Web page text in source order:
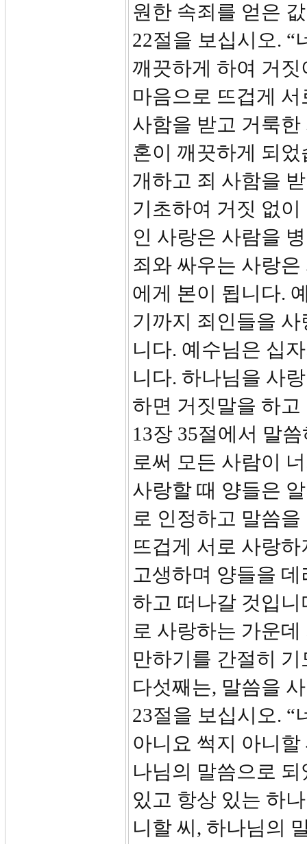
원한 속죄를 얻은
22절을 보십시오. “
깨끗하게 하여 거
마음으로 뜨겁게
사함을 받고 거룩
혼이 깨끗하게 되
개하고 죄 사함을
기초하여 거짓 없
인 사랑은 사람을
죄와 싸우는 사랑
에게 본이 됩니다.
기까지 죄인들을
니다. 예수님은 십
니다. 하나님을 사
하면 거짓말을 하
13장 35절에서 말
로써 모든 사람이
사랑할 때 양들은
로 인정하고 말씀
뜨겁게 서로 사랑
고생하며 양들을
하고 떠나갈 것입
로 사랑하는 가운
만하기를 간절히
다섯째는, 말씀을
23절을 보십시오. “
아니요 썩지 아니
나님의 말씀으로
있고 항상 있는 하
니할 씨, 하나님의